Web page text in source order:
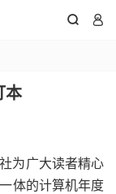
 
本
为广大读者精心
体的计算机年度